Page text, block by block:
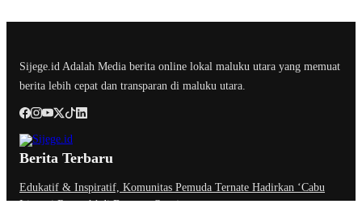
Sijege.id Adalah Media berita online lokal maluku utara yang memuat
berita lebih cepat dan transparan di maluku utara.
Berita Terbaru
Edukatif & Inspiratif, Komunitas Pemuda Ternate Hadirkan ‘Cabu
Literasi Rempah’ di Benteng Oranje